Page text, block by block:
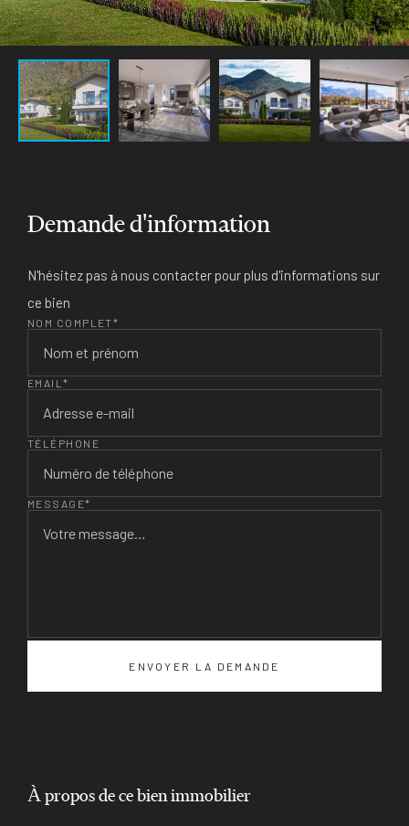
Demande d'information
N'hésitez pas à nous contacter pour plus d'informations sur
ce bien
NOM COMPLET*
EMAIL*
TÉLÉPHONE
MESSAGE*
À propos de ce bien immobilier